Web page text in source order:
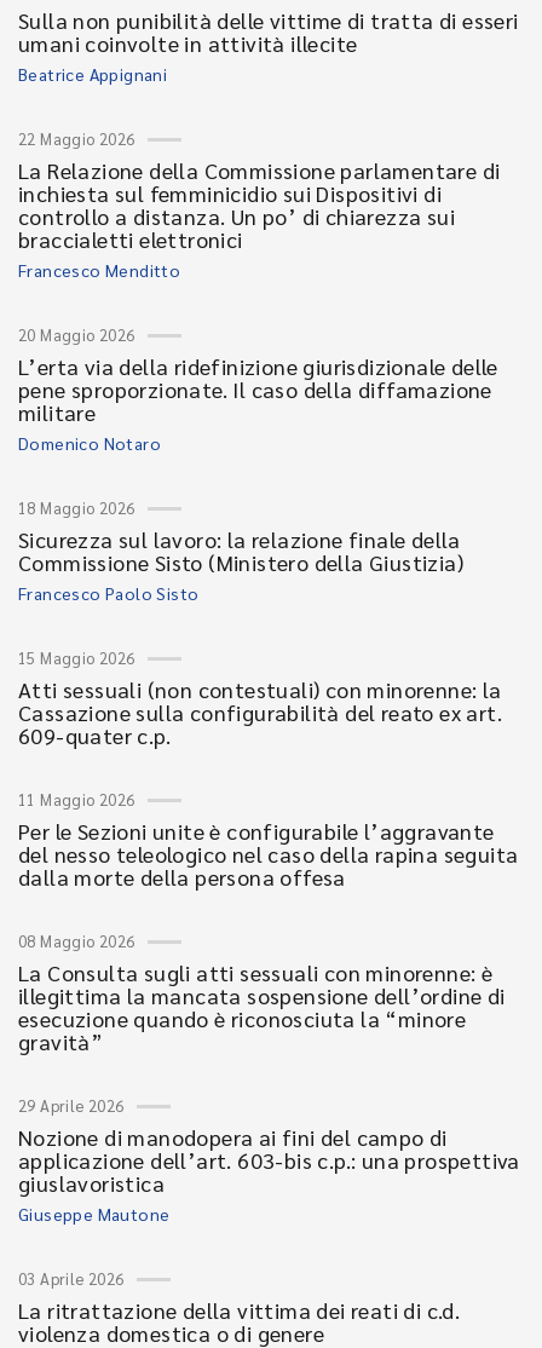
Sulla non punibilità delle vittime di tratta di esseri
umani coinvolte in attività illecite
Beatrice Appignani
22 Maggio 2026
La Relazione della Commissione parlamentare di
inchiesta sul femminicidio sui Dispositivi di
controllo a distanza. Un po’ di chiarezza sui
braccialetti elettronici
Francesco Menditto
20 Maggio 2026
L’erta via della ridefinizione giurisdizionale delle
pene sproporzionate. Il caso della diffamazione
militare
Domenico Notaro
18 Maggio 2026
Sicurezza sul lavoro: la relazione finale della
Commissione Sisto (Ministero della Giustizia)
Francesco Paolo Sisto
15 Maggio 2026
Atti sessuali (non contestuali) con minorenne: la
Cassazione sulla configurabilità del reato ex art.
609-quater c.p.
11 Maggio 2026
Per le Sezioni unite è configurabile l’aggravante
del nesso teleologico nel caso della rapina seguita
dalla morte della persona offesa
08 Maggio 2026
La Consulta sugli atti sessuali con minorenne: è
illegittima la mancata sospensione dell’ordine di
esecuzione quando è riconosciuta la “minore
gravità”
29 Aprile 2026
Nozione di manodopera ai fini del campo di
applicazione dell’art. 603-bis c.p.: una prospettiva
giuslavoristica
Giuseppe Mautone
03 Aprile 2026
La ritrattazione della vittima dei reati di c.d.
violenza domestica o di genere